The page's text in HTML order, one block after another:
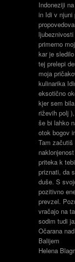
Indoneziji
in Idi v njuni
primerno
kar je
tej prelepi
moja
kulinarika
eksotično
kjer sem
riževih polj
še bi lahko
otok bogov
Tam
priteka k
priznati, da
duše. S
pozitivno
prevzel.
vračajo na
sodim tudi
Očarana
Balijem
Helena